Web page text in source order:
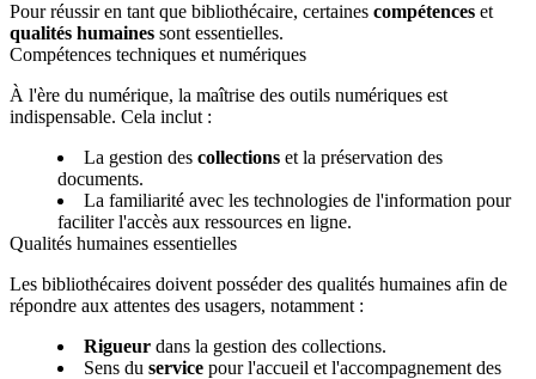
Pour réussir en tant que bibliothécaire, certaines compétences et
qualités humaines sont essentielles.
Compétences techniques et numériques
À l'ère du numérique, la maîtrise des outils numériques est
indispensable. Cela inclut :
La gestion des collections et la préservation des
documents.
La familiarité avec les technologies de l'information pour
faciliter l'accès aux ressources en ligne.
Qualités humaines essentielles
Les bibliothécaires doivent posséder des qualités humaines afin de
répondre aux attentes des usagers, notamment :
Rigueur dans la gestion des collections.
Sens du service pour l'accueil et l'accompagnement des